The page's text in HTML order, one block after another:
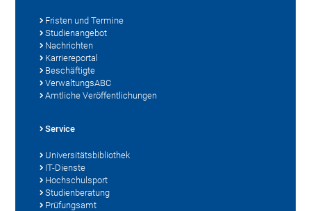
Fristen und Termine
Studienangebot
Nachrichten
Karriereportal
Beschäftigte
VerwaltungsABC
Amtliche Veröffentlichungen
Service
Universitätsbibliothek
IT-Dienste
Hochschulsport
Studienberatung
Prüfungsamt